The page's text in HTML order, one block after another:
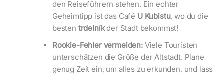
den Reiseführern stehen. Ein echter
Geheimtipp ist das Café U Kubistu, wo du die
besten trdelníkder Stadt bekommst!
Rookie-Fehler vermeiden:Viele Touristen
unterschätzen die Größe der Altstadt. Plane
genug Zeit ein, um alles zu erkunden, und lass